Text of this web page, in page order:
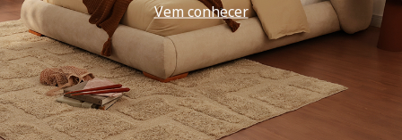
Vem conhecer